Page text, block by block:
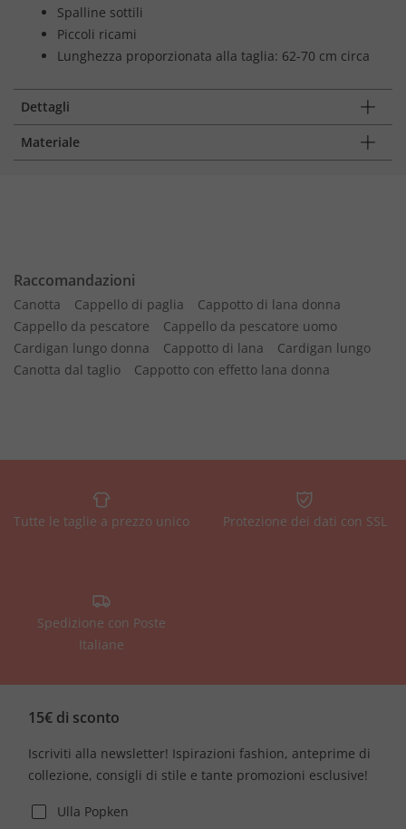
Spalline sottili
Piccoli ricami
Lunghezza proporzionata alla taglia: 62-70 cm circa
Dettagli
Materiale
Raccomandazioni
Canotta Cappello di paglia
Cappotto di lana donna
Cappello da pescatore
Cappello da pescatore uomo
Cardigan lungo donna
Cappotto di lana
Cardigan lungo
Canotta dal taglio
Cappotto con effetto lana donna
Tutte le taglie a prezzo unico Protezione dei dati con SSL
Spedizione con Poste
Italiane
15€ di sconto
Iscriviti alla newsletter! Ispirazioni fashion, anteprime di
collezione, consigli di stile e tante promozioni esclusive!
Ulla Popken